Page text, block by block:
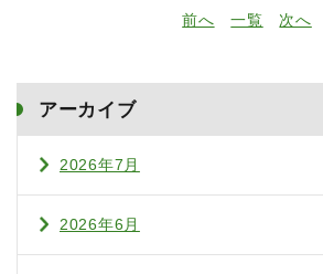
前へ 一覧 次へ
アーカイブ
2026年7月
2026年6月